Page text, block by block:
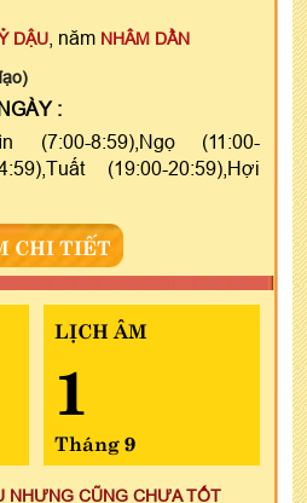
DẬU , năm NHÂM DẦN
:
(7:00-8:59),Ngọ (11:00-
(19:00-20:59),Hợi
CHI TIẾT
LỊCH ÂM
1
Tháng 9
NHƯNG CŨNG CHƯA TỐT